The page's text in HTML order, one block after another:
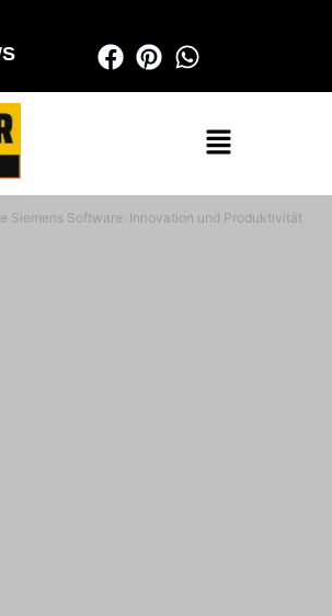
Siemens Software: Innovation und Produktivität